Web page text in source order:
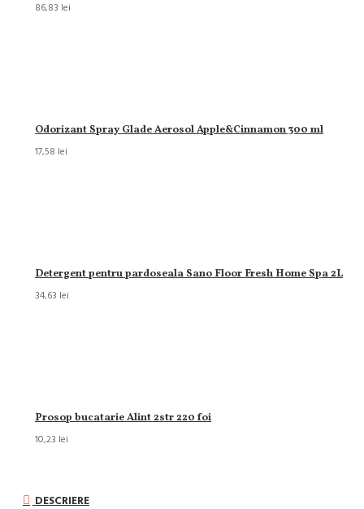
86,83 lei
Odorizant Spray Glade Aerosol Apple&Cinnamon 300 ml
17,58 lei
Detergent pentru pardoseala Sano Floor Fresh Home Spa 2L
34,63 lei
Prosop bucatarie Alint 2str 220 foi
10,23 lei
DESCRIERE